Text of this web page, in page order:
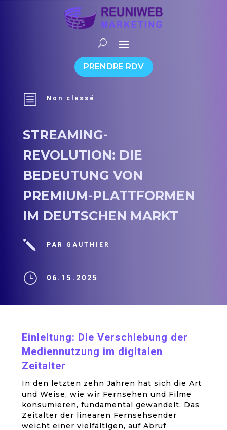
PRENDRE RDV
b Non classé
STREAMING-
REVOLUTION: DIE
BEDEUTUNG VON
PREMIUM-PLATTFORMEN
IM DEUTSCHEN MARKT
j PAR GAUTHIER
} 06.15.2025
Einleitung: Die Verschiebung der
Mediennutzung im digitalen
Zeitalter
In den letzten zehn Jahren hat sich die Art
und Weise, wie wir Fernsehen und Filme
konsumieren, fundamental gewandelt. Das
Zeitalter der linearen Fernsehsender
weicht einer vielfältigen, auf Abruf